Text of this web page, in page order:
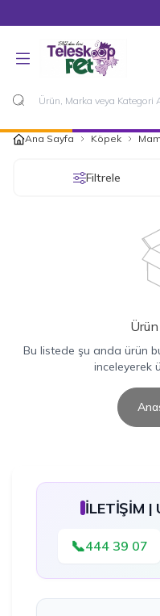
Ana Sayfa Köpek
Filtrele
Bu listede şu anda ürün
inceleyerek
İLETİŞİM |
📞444 39 07